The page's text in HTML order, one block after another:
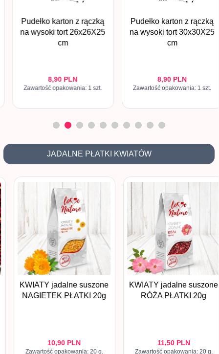
Pudełko karton z rączką
na wysoki tort 26x26X25
cm
90 PLN
Zawartość opakowania: 1 szt.
Pudełko karton z rączką
na wysoki tort 30x30X25
cm
90 PLN
Zawartość opakowania: 1 szt.
JADALNE PŁATKI KWIATÓW
KWIATY jadalne suszone
NAGIETEK PŁATKI 20g
90 PLN
Zawartość opakowania: 20 g.
KWIATY jadalne suszone
RÓŻA PŁATKI 20g
50 PLN
Zawartość opakowania: 20 g.